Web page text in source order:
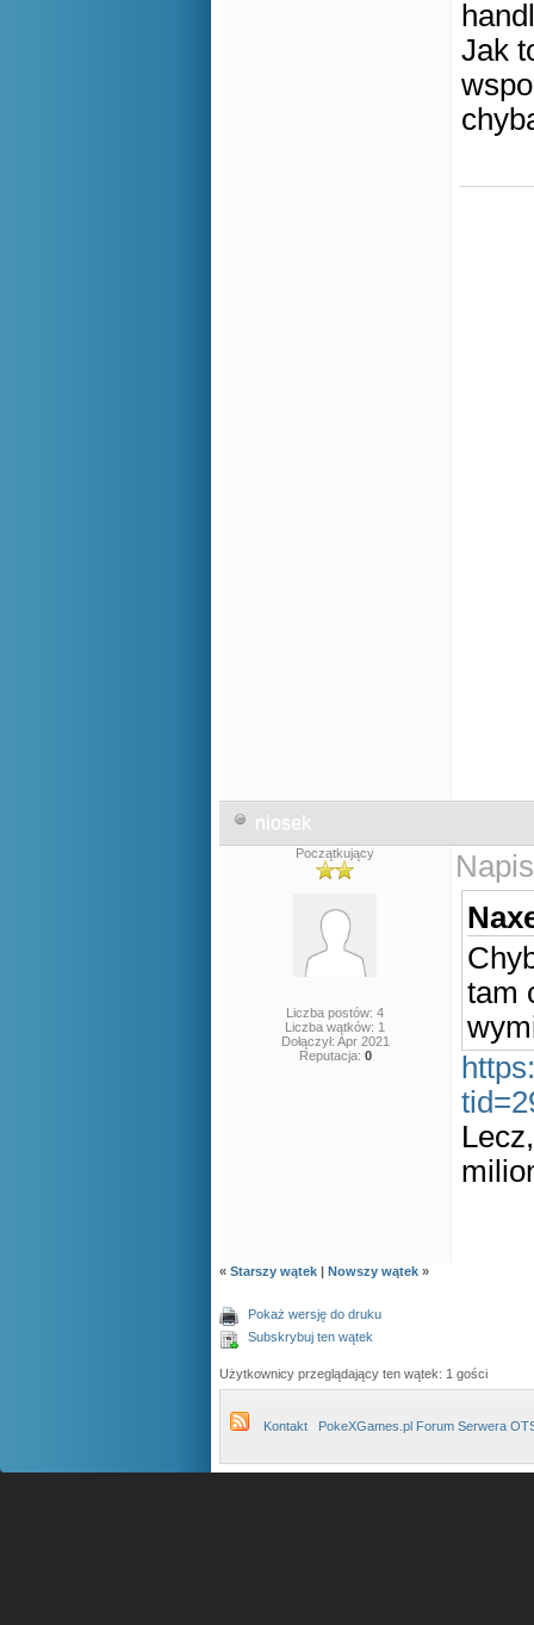
Jak
niosek
Początkujący
Liczba postów: 4
Liczba wątków: 1
Dołączył: Apr 2021
Reputacja: 0
tam
« Starszy wątek | Nowszy wątek »
Pokaż wersję do druku
Subskrybuj ten wątek
Użytkownicy przeglądający ten wątek: 1 gości
Kontakt PokeXGames.pl Forum Serwera